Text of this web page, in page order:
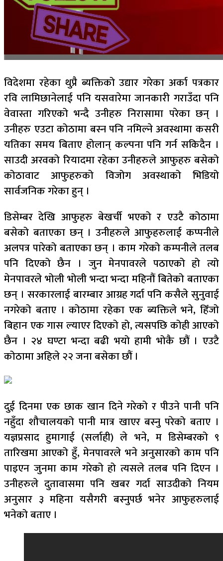
विदेशमा रहेका थुप्रै ब्यक्तिको उद्यार गरेका अर्का पत्रकार
रवि लामिछानेलाई पनि यसवारेमा जानकारी गराउँदा पनि
वेवास्ता गरिएको भन्दै उनीहरु निरासामा परेका छन् ।
उनीहरु एउटा कोठामा बस्न पनि नमिल्ने अवस्थामा कसरी
यतिका समय बिताए होलान् कल्पना पनि गर्न सकिदैन ।
साउदी अरवको रियादमा रहेका उनीहरुले आफुहरु बसेको
कोठावाट आफुहरुको विजोग अवस्थाको भिडियो
सार्वजनिक गरेका हुन् ।
डिसेम्बर देखि आफुहरु बेखर्ची भएको र एउटै कोठामा
बसेको बताएका छन् । उनीहरुले आफुहरुलाई कप्पनीले
अलपत्र पारेको बताएका छन् । काम गरेको कम्पनीले तलब
पनि दिएको छैन । जुन मेनपावरले पठाएको हो त्यो
मेनपावरले भोली भोली भन्दा भन्दा महिनौं बितेको बताएका
छन् । सरकारलाई बारम्बार आग्रह गर्दा पनि कसैले सुनुवाई
नगरेको बताए । कोठामा रहेका एक ब्यक्तिले भने, हिँजो
बिहान एक गास ल्याएर दिएको हो, त्यसपछि कोही आएको
छैन । २४ घण्टा भन्दा बढी भयो हामी भोकै छौं । एउटै
कोठामा अहिले २२ जना बसेका छौं ।
दुई दिनमा एक छाक खान दिने गरेको र पीउने पानी पनि
नहुँदा शौचालयको पानी मात्र खाएर बस्नु परेको बताए ।
यज्ञप्रसाद हुमागाई (सर्लाही) ले भने, म डिसेम्बरको ९
तारिखमा आएको हुँ, मेनपावरले भने अनुसारको काम पनि
पाइएन जुनमा काम गरेको हो त्यसले तलब पनि दिएन ।
उनीहरुले दुतावासमा पनि खबर गर्दा साउदीको नियम
अनुसार ३ महिना यसैगरी बस्नुपर्छ भनेर आफुहरुलाई
भनेको बताए ।